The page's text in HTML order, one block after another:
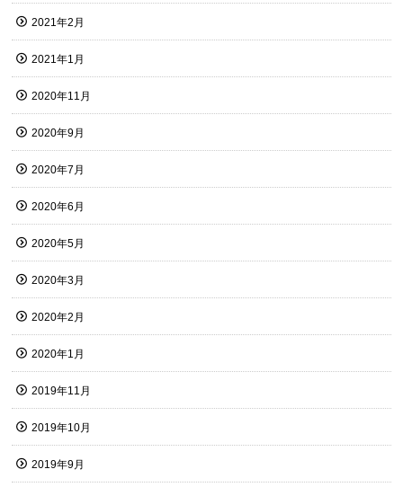
2021年2月
2021年1月
2020年11月
2020年9月
2020年7月
2020年6月
2020年5月
2020年3月
2020年2月
2020年1月
2019年11月
2019年10月
2019年9月